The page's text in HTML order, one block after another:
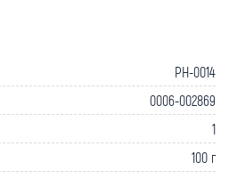
PH-0014
0006-002869
1
100 г